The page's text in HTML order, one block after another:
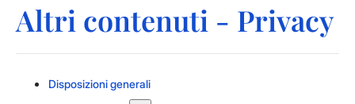
Altri contenuti - Privacy
Disposizioni generali